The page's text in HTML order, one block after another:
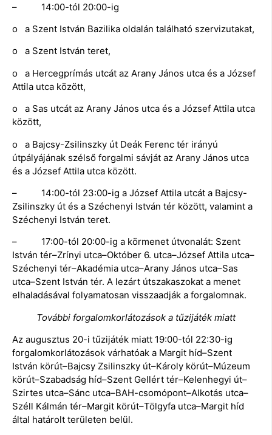
– 14:00-tól 20:00-ig
o a Szent István Bazilika oldalán található szervizutakat,
o a Szent István teret,
o a Hercegprímás utcát az Arany János utca és a József
Attila utca között,
o a Sas utcát az Arany János utca és a József Attila utca
között,
o a Bajcsy-Zsilinszky út Deák Ferenc tér irányú
útpályájának szélső forgalmi sávját az Arany János utca
és a József Attila utca között.
– 14:00-tól 23:00-ig a József Attila utcát a Bajcsy-
Zsilinszky út és a Széchenyi István tér között, valamint a
Széchenyi István teret.
– 17:00-tól 20:00-ig a körmenet útvonalát: Szent
István tér–Zrínyi utca–Október 6. utca–József Attila utca–
Széchenyi tér–Akadémia utca–Arany János utca–Sas
utca–Szent István tér. A lezárt útszakaszokat a menet
elhaladásával folyamatosan visszaadják a forgalomnak.
További forgalomkorlátozások a tűzijáték miatt
Az augusztus 20-i tűzijáték miatt 19:00-tól 22:30-ig
forgalomkorlátozások várhatóak a Margit híd–Szent
István körút–Bajcsy Zsilinszky út–Károly körút–Múzeum
körút–Szabadság híd–Szent Gellért tér–Kelenhegyi út–
Szirtes utca–Sánc utca–BAH-csomópont–Alkotás utca–
Széll Kálmán tér–Margit körút–Tölgyfa utca–Margit híd
által határolt területen belül.